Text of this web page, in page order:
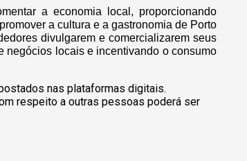
a economia local, proporcionando
a cultura e a gastronomia de Porto
divulgarem e comercializarem seus
negócios locais e incentivando o consumo
nas plataformas digitais.
respeito a outras pessoas poderá ser